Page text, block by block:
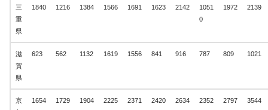
三
重
県
1840 1216 1384 1566 1691 1623 2142
1051
0
1972 2139
滋
賀
県
623 562 1132 1619 1556 841 916 787 809 1021
京
1654 1729 1904 2225 2371 2420 2634 2352 2797 3544